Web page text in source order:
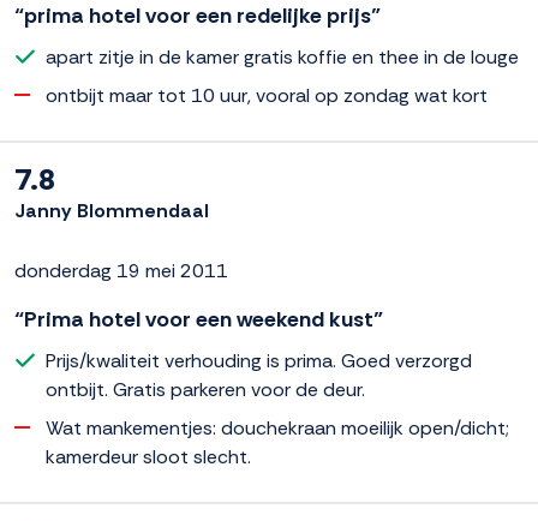
“prima hotel voor een redelijke prijs”
apart zitje in de kamer gratis koffie en thee in de louge
ontbijt maar tot 10 uur, vooral op zondag wat kort
7.8
Janny Blommendaal
donderdag 19 mei 2011
“Prima hotel voor een weekend kust”
Prijs/kwaliteit verhouding is prima. Goed verzorgd
ontbijt. Gratis parkeren voor de deur.
Wat mankementjes: douchekraan moeilijk open/dicht;
kamerdeur sloot slecht.